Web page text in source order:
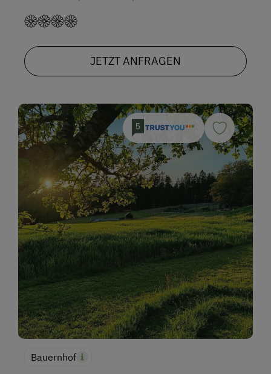
JETZT ANFRAGEN
5
Bauernhof